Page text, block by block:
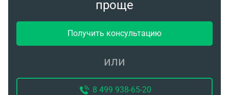
проще
Получить консультацию
или
8 499 938-65-20